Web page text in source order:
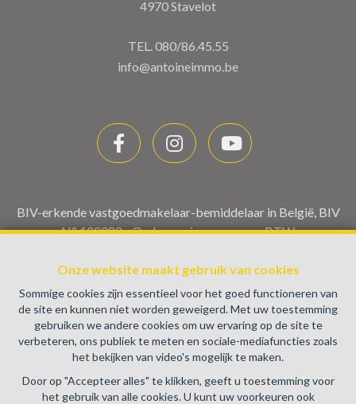
Onze website maakt gebruik van cookies
Sommige cookies zijn essentieel voor het goed functioneren van
de site en kunnen niet worden geweigerd. Met uw toestemming
gebruiken we andere cookies om uw ervaring op de site te
verbeteren, ons publiek te meten en sociale-mediafuncties zoals
het bekijken van video's mogelijk te maken.
Door op "Accepteer alles" te klikken, geeft u toestemming voor
het gebruik van alle cookies. U kunt uw voorkeuren ook
4970 Stavelot
TEL.080/86.45.55
info@antoineimmo.be
BIV-erkende vastgoedmakelaar-bemiddelaar in België, BIV
N° 100082 - Ondernemingsnummer : BTW
Beroepinstituut van Vastgoedmakelaars Luxemburgstraat,
16B - 1000 Brussel (+32 2 505 38 50 - info@biv.be) -
www.biv.be-Deontologische code
BA en borgstelling via NV AXA Belgium, Troonplein 1, 1000
Brussel (polisnr. 730.390.160) Dekking geldt voor
activiteiten die in België worden uitgevoerd
Algemene gebruiksvoorwaarden van de website